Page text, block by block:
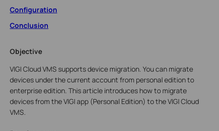
Configuration
Conclusion
Objective
VIGI Cloud VMS supports device migration. You can migrate
devices under the current account from personal edition to
enterprise edition. This article introduces how to migrate
devices from the VIGI app (Personal Edition) to the VIGI Cloud
VMS.